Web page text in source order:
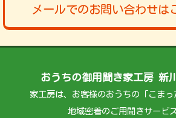
メールでのお問い合わせは
おうちの御用聞き家工房 新
家工房は、お客様のおうちの「こまっ
地域密着のご用聞きサービス